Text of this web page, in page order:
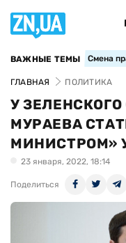
ВАЖНЫЕ ТЕМЫ Смена
ГЛАВНАЯ ПОЛИТИКА
У
МУРАЕВА
МИНИСТРОМ»
23 января, 2022, 18:14
Поделиться